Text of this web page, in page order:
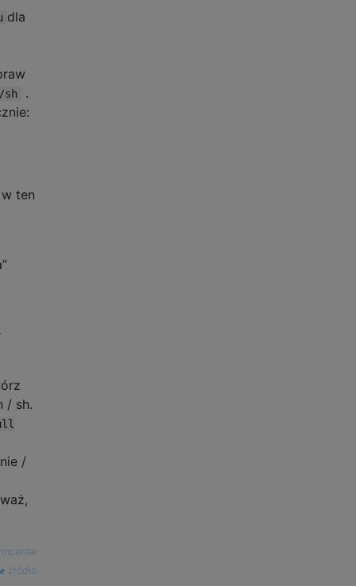
dla
.
ten
/ sh.
/
źródło